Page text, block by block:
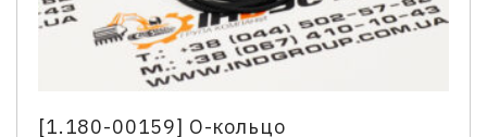
[1.180-00159] О-кольцо